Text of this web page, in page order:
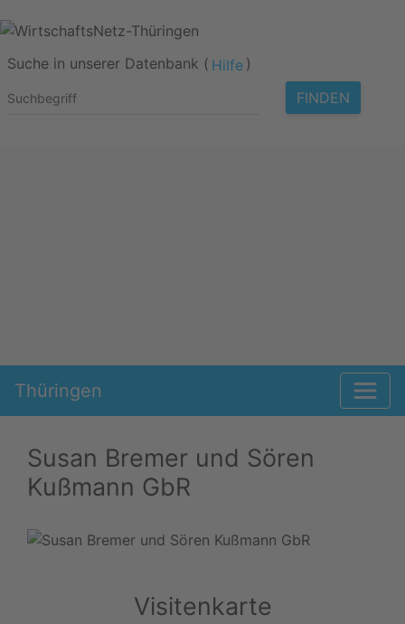
Suche in unserer Datenbank ( Hilfe )
FINDEN
Thüringen
Susan Bremer und Sören
Kußmann GbR
Visitenkarte